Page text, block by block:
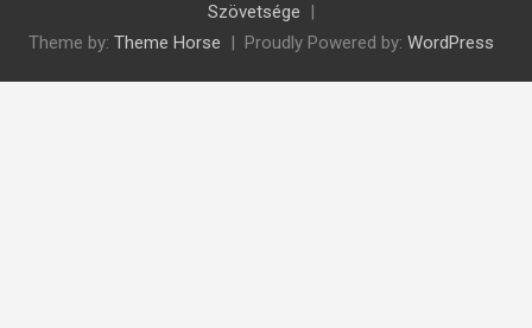
Szövetsége
Theme by: Theme Horse Proudly Powered by: WordPress